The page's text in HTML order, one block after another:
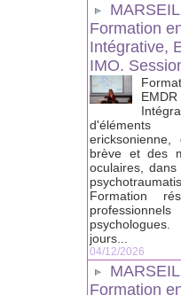
Formation
Intégrative,
IMO.
d'éléments
ericksonienne,
brève et des
oculaires,
Formation
jours...
04/12/2026
Formation